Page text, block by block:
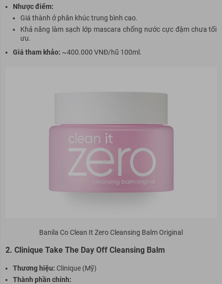
Nhược điểm:
Giá thành ở phân khúc trung bình cao.
Khả năng làm sạch lớp mascara chống nước cực đậm chưa tối
ưu.
Giá tham khảo: ~400.000 VNĐ/hũ 100ml.
Banila Co Clean It Zero Cleansing Balm Original
2. Clinique Take The Day Off Cleansing Balm
Thương hiệu: Clinique (Mỹ)
Thành phần chính: